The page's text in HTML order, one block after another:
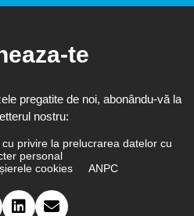
te
pregatite de noi, abonându-vă la
nostru:
privire la prelucrarea datelor cu
personal
cookies
ANPC